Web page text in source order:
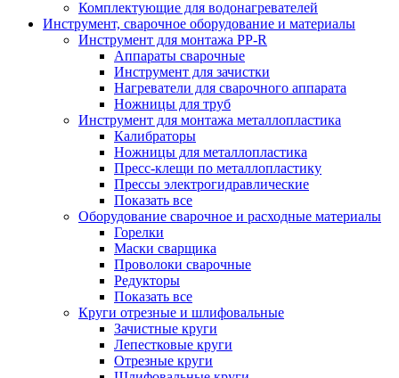
Комплектующие для водонагревателей
Инструмент, сварочное оборудование и материалы
Инструмент для монтажа PP-R
Аппараты сварочные
Инструмент для зачистки
Нагреватели для сварочного аппарата
Ножницы для труб
Инструмент для монтажа металлопластика
Калибраторы
Ножницы для металлопластика
Пресс-клещи по металлопластику
Прессы электрогидравлические
Показать все
Оборудование сварочное и расходные материалы
Горелки
Маски сварщика
Проволоки сварочные
Редукторы
Показать все
Круги отрезные и шлифовальные
Зачистные круги
Лепестковые круги
Отрезные круги